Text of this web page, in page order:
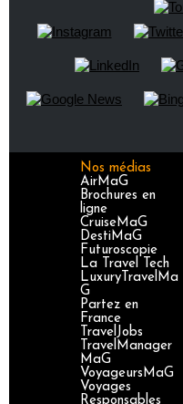
Nos médias
AirMaG
Brochures en
ligne
CruiseMaG
DestiMaG
Futuroscopie
La Travel Tech
LuxuryTravelMa
G
Partez en
France
TravelJobs
TravelManager
MaG
VoyageursMaG
Voyages
Responsables